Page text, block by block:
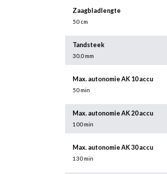
Zaagbladlengte
50 cm
Tandsteek
30.0 mm
Max. autonomie AK 10 accu
50 min
Max. autonomie AK 20 accu
100 min
Max. autonomie AK 30 accu
130 min